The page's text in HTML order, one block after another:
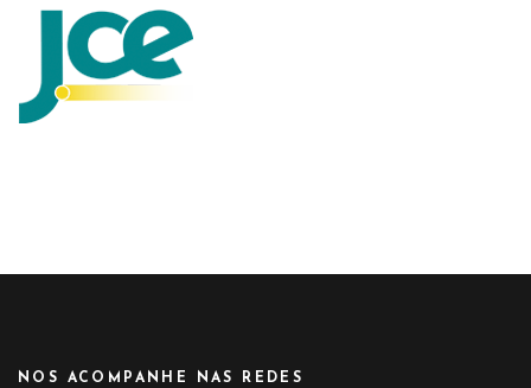
NOS ACOMPANHE NAS REDES